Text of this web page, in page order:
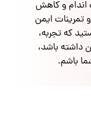
اندام و کاهش
تمرینات ایمن
که تجربه،
داشته باشد،
باشم.